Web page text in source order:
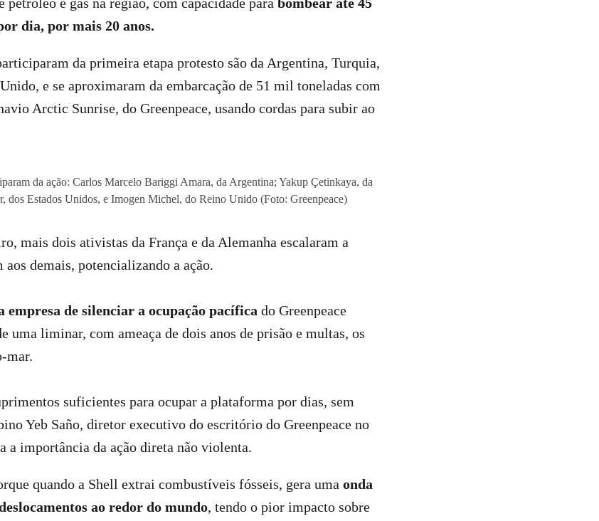
dia, por mais 20 anos.
da primeira etapa protesto são da Argentina, Turquia,
e se aproximaram da embarcação de 51 mil toneladas com
Arctic Sunrise, do Greenpeace, usando cordas para subir ao
da ação: Carlos Marcelo Bariggi Amara, da Argentina; Yakup Çetinkaya, da
dos Estados Unidos, e Imogen Michel, do Reino Unido (Foto: Greenpeace)
mais dois ativistas da França e da Alemanha escalaram a
demais, potencializando a ação.
empresa de silenciar a ocupação pacífica do Greenpeace
uma liminar, com ameaça de dois anos de prisão e multas, os
mar.
suficientes para ocupar a plataforma por dias, sem
Yeb Saño, diretor executivo do escritório do Greenpeace no
a importância da ação direta não violenta.
quando a Shell extrai combustíveis fósseis, gera uma onda
ao redor do mundo, tendo o pior impacto sobre